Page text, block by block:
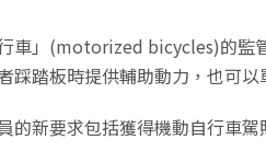
車」(motorized bicycles)的監
踩踏板時提供輔助動力，也可
的新要求包括獲得機動自行車